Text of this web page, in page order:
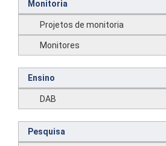
Monitoria
Projetos de monitoria
Monitores
Ensino
DAB
Pesquisa